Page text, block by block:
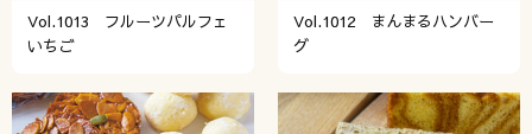
Vol.1013 フルーツパルフェ
いちご
Vol.1012 まんまるハンバー
グ